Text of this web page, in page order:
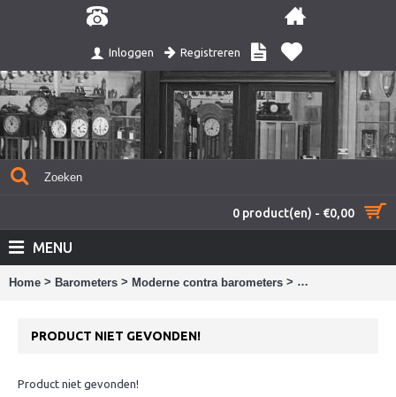
Inloggen Registreren
0 product(en) - €0,00
MENU
Home > Barometers > Moderne contra barometers > Product niet
PRODUCT NIET GEVONDEN!
Product niet gevonden!